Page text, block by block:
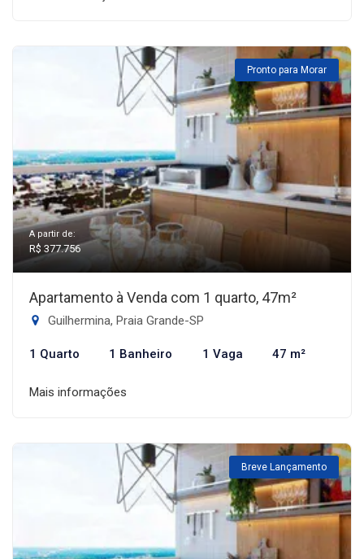
Pronto para Morar
A partir de:
R$ 377.756
Apartamento à Venda com 1 quarto, 47m²
Guilhermina, Praia Grande-SP
1 Quarto 1 Banheiro 1 Vaga 47 m²
Mais informações
Breve Lançamento